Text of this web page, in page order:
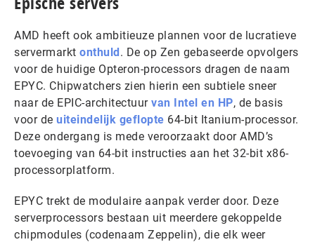
AMD heeft ook ambitieuze plannen voor de lucratieve
servermarkt onthuld. De op Zen gebaseerde opvolgers
voor de huidige Opteron-processors dragen de naam
EPYC. Chipwatchers zien hierin een subtiele sneer
naar de EPIC-architectuur van Intel en HP, de basis
voor de uiteindelijk geflopte 64-bit Itanium-processor.
Deze ondergang is mede veroorzaakt door AMD’s
toevoeging van 64-bit instructies aan het 32-bit x86-
processorplatform.
EPYC trekt de modulaire aanpak verder door. Deze
serverprocessors bestaan uit meerdere gekoppelde
chipmodules (codenaam Zeppelin), die elk weer